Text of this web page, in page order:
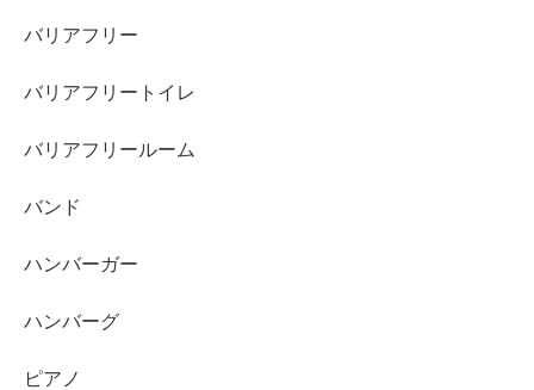
バリアフリー
バリアフリートイレ
バリアフリールーム
バンド
ハンバーガー
ハンバーグ
ピアノ